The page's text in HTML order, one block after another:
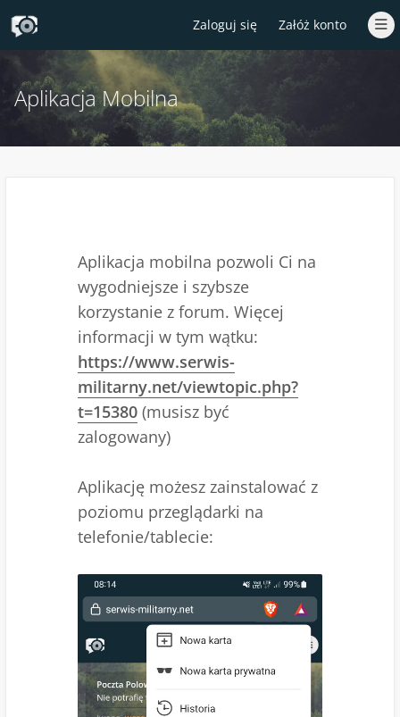
Zaloguj się Załóż konto
Aplikacja Mobilna
Aplikacja mobilna pozwoli Ci na
wygodniejsze i szybsze
korzystanie z forum. Więcej
informacji w tym wątku:
https://www.serwis-
militarny.net/viewtopic.php?
t=15380 (musisz być
zalogowany)
Aplikację możesz zainstalować z
poziomu przeglądarki na
telefonie/tablecie: